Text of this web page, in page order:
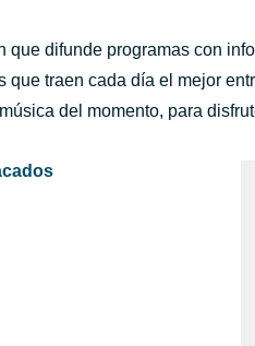
que difunde programas con
que traen cada día el mejor
del momento, para